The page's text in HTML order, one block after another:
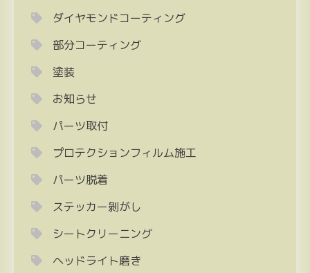
ダイヤモンドコーティング
部分コーティング
塗装
お知らせ
パーツ取付
プロテクションフィルム施工
パーツ脱着
ステッカー剝がし
シートクリーニング
ヘッドライト磨き